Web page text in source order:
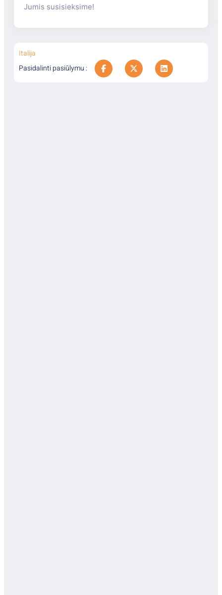
Jumis susisieksime!
Italija
Pasidalinti pasiūlymu :